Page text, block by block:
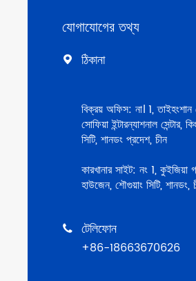
যোগাযোগের তথ্য
 ঠিকানা
বিক্রয় অফিস: না। 1,
সোফিয়া ইন্টারন্যাশনাল সেন্টার,
সিটি, শানডং প্রদেশ, চীন
কারখানার সাইট: নং 1, কুইজিয়া
হাউজেন, শৌগুয়াং সিটি, শানডং,
 টেলিফোন
+86-18663670626